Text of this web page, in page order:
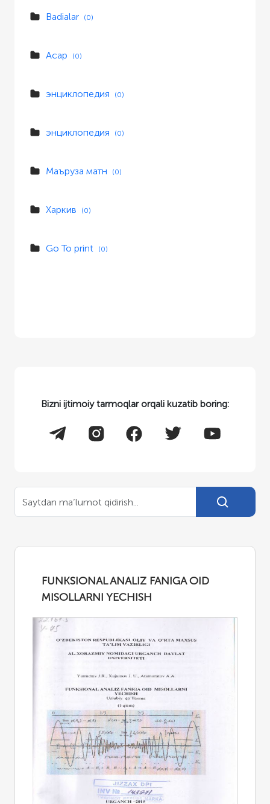
Badialar (0)
Асар (0)
энциклопедия (0)
энциклопедия (0)
Маъруза матн (0)
Харкив (0)
Go To print (0)
Bizni ijtimoiy tarmoqlar orqali kuzatib boring:
FUNKSIONAL ANALIZ FANIGA OID
MISOLLARNI YECHISH